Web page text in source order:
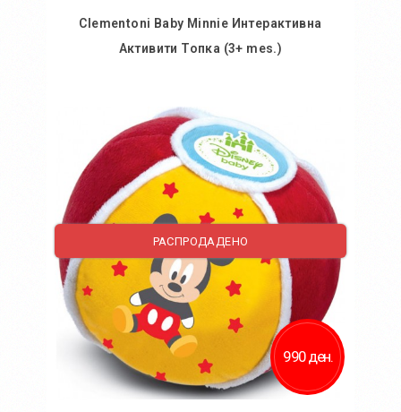
Clementoni Baby Minnie Интерактивна
Активити Топка (3+ mes.)
Во кошничка
Додај во желби
Додај за споредба
РАСПРОДАДЕНО
990 ден.